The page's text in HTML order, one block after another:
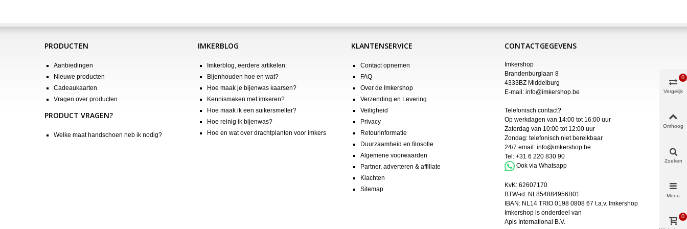
PRODUCTEN
Aanbiedingen
Nieuwe producten
Cadeaukaarten
Vragen over producten
PRODUCT VRAGEN?
Welke maat handschoen heb ik nodig?
IMKERBLOG
Imkerblog, eerdere artikelen:
Bijenhouden hoe en wat?
Hoe maak je bijenwas kaarsen?
Kennismaken met imkeren?
Hoe maak ik een suikersmelter?
Hoe reinig ik bijenwas?
Hoe en wat over drachtplanten voor imkers
KLANTENSERVICE
Contact opnemen
FAQ
Over de Imkershop
Verzending en Levering
Veiligheid
Privacy
Retourinformatie
Duurzaamheid en filosofie
Algemene voorwaarden
Partner, adverteren & affiliate
Klachten
Sitemap
CONTACTGEGEVENS
Imkershop
Brandenburglaan 8
4333BZ Middelburg
E-mail: info@imkershop.be
Telefonisch contact?
Op werkdagen van 14:00 tot 16:00 uur
Zaterdag van 10:00 tot 12:00 uur
Zondag: telefonisch niet bereikbaar
24/7 email: info@imkershop.be
Tel: +31 6 220 830 90
Ook via Whatsapp
KvK: 62607170
BTW-id: NL854884956B01
IBAN: NL14 TRIO 0198 0808 67 t.a.v. Imkershop
Imkershop is onderdeel van
Apis International B.V.
Vergelijk
0
Omhoog
Zoeken
Menu
0